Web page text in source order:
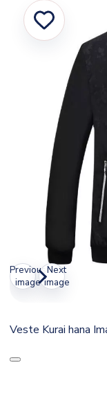
Previous
image
Next
image
Veste Kurai hana